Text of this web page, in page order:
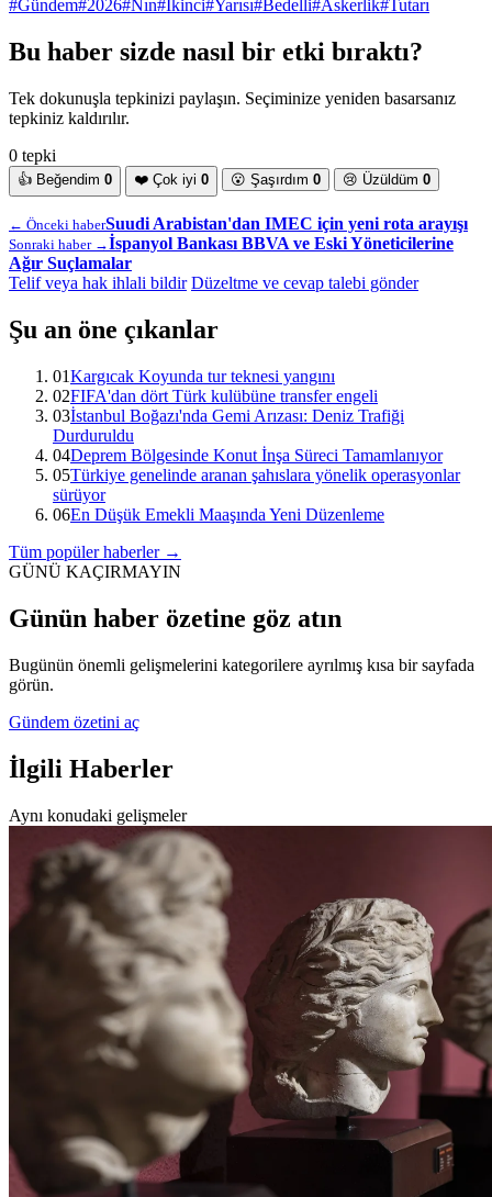
#Gündem#2026#Nın#Ikinci#Yarısı#Bedelli#Askerlik#Tutarı
Bu haber sizde nasıl bir etki bıraktı?
Tek dokunuşla tepkinizi paylaşın. Seçiminize yeniden basarsanız
tepkiniz kaldırılır.
0 tepki
👍 Beğendim 0 ❤️ Çok iyi 0 😮 Şaşırdım 0 😢 Üzüldüm 0
← Önceki haberSuudi Arabistan'dan IMEC için yeni rota arayışı
Sonraki haber →İspanyol Bankası BBVA ve Eski Yöneticilerine
Ağır Suçlamalar
Telif veya hak ihlali bildir Düzeltme ve cevap talebi gönder
Şu an öne çıkanlar
01Kargıcak Koyunda tur teknesi yangını
02FIFA'dan dört Türk kulübüne transfer engeli
03İstanbul Boğazı'nda Gemi Arızası: Deniz Trafiği
Durduruldu
04Deprem Bölgesinde Konut İnşa Süreci Tamamlanıyor
05Türkiye genelinde aranan şahıslara yönelik operasyonlar
sürüyor
06En Düşük Emekli Maaşında Yeni Düzenleme
Tüm popüler haberler →
GÜNÜ KAÇIRMAYIN
Günün haber özetine göz atın
Bugünün önemli gelişmelerini kategorilere ayrılmış kısa bir sayfada
görün.
Gündem özetini aç
İlgili Haberler
Aynı konudaki gelişmeler